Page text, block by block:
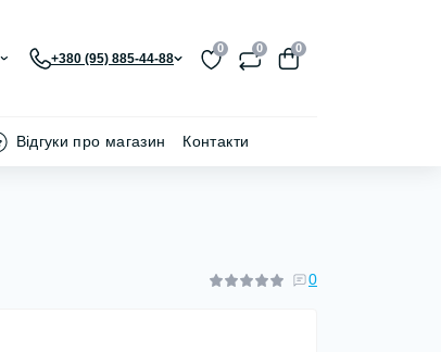
+380 (95) 885-44-88
0 0 0
Відгуки про магазин Контакти
0